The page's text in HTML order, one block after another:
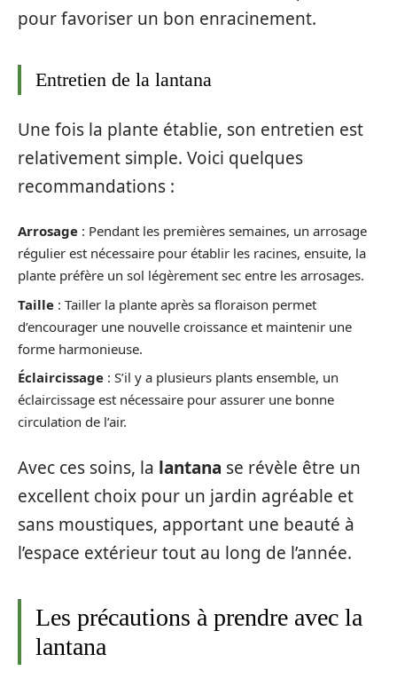
pour favoriser un bon enracinement.
Entretien de la lantana
Une fois la plante établie, son entretien est
relativement simple. Voici quelques
recommandations :
Arrosage : Pendant les premières semaines, un arrosage
régulier est nécessaire pour établir les racines, ensuite, la
plante préfère un sol légèrement sec entre les arrosages.
Taille : Tailler la plante après sa floraison permet
d’encourager une nouvelle croissance et maintenir une
forme harmonieuse.
Éclaircissage : S’il y a plusieurs plants ensemble, un
éclaircissage est nécessaire pour assurer une bonne
circulation de l’air.
Avec ces soins, la lantana se révèle être un
excellent choix pour un jardin agréable et
sans moustiques, apportant une beauté à
l’espace extérieur tout au long de l’année.
Les précautions à prendre avec la
lantana